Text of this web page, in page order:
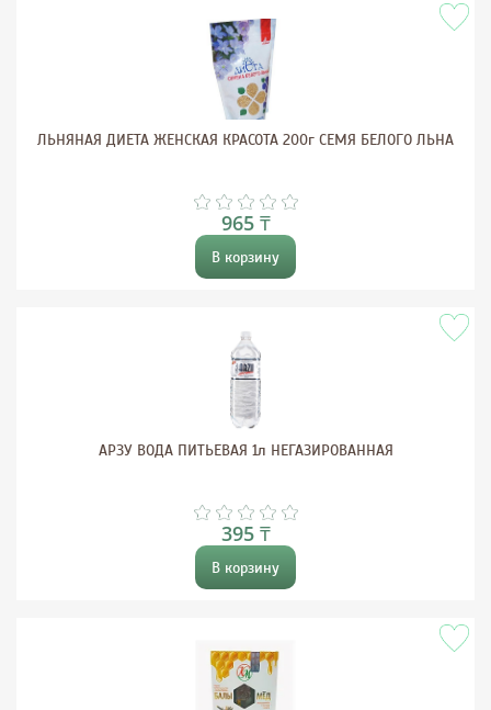
ЛЬНЯНАЯ ДИЕТА ЖЕНСКАЯ КРАСОТА 200г СЕМЯ БЕЛОГО ЛЬНА
965 ₸
В корзину
АРЗУ ВОДА ПИТЬЕВАЯ 1л НЕГАЗИРОВАННАЯ
395 ₸
В корзину